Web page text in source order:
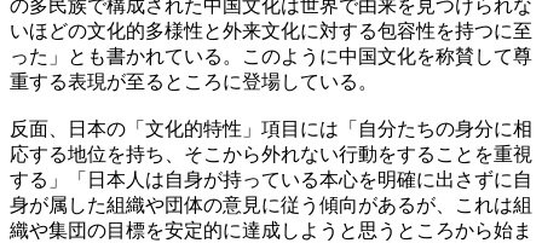
の多民族で構成された中国文化は世界で由来を見つけられな
いほどの文化的多様性と外来文化に対する包容性を持つに至
った」とも書かれている。このように中国文化を称賛して尊
重する表現が至るところに登場している。
反面、日本の「文化的特性」項目には「自分たちの身分に相
応する地位を持ち、そこから外れない行動をすることを重視
する」「日本人は自身が持っている本心を明確に出さずに自
身が属した組織や団体の意見に従う傾向があるが、これは組
織や集団の目標を安定的に達成しようと思うところから始ま